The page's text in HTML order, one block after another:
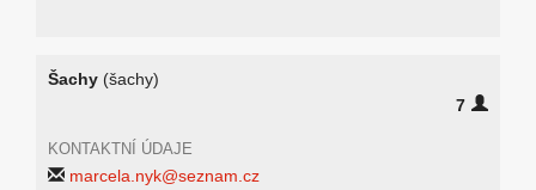
Šachy (šachy)
7
KONTAKTNÍ ÚDAJE
marcela.nyk@seznam.cz